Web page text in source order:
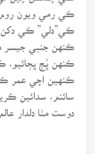
ڪي رمي ويون روم
ڪي”دلي” ڪي
ڪنهن جنبي جيسر
ڪنهن ڀُڄ ڀڄائيو،
ڪنهين اچي عمر
سائنم، سدائين
دوست مٺا دلدار